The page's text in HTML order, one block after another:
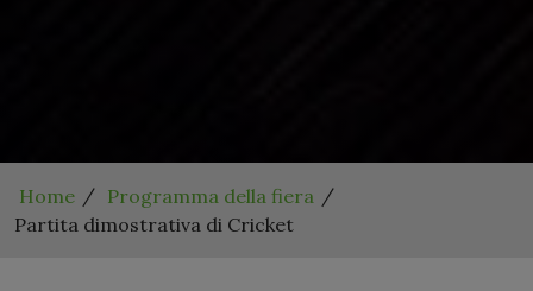
Home
Programma della fiera
Partita dimostrativa di Cricket